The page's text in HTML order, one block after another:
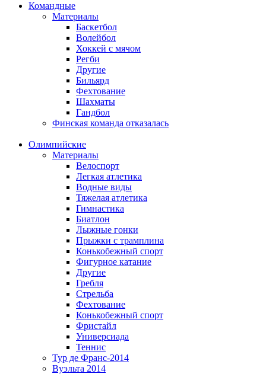
Командные
Материалы
Баскетбол
Волейбол
Хоккей с мячом
Регби
Другие
Бильярд
Фехтование
Шахматы
Гандбол
Финская команда отказалась
Олимпийские
Материалы
Велоспорт
Легкая атлетика
Водные виды
Тяжелая атлетика
Гимнастика
Биатлон
Лыжные гонки
Прыжки с трамплина
Конькобежный спорт
Фигурное катание
Другие
Гребля
Стрельба
Фехтование
Конькобежный спорт
Фристайл
Универсиада
Теннис
Тур де Франс-2014
Вуэльта 2014